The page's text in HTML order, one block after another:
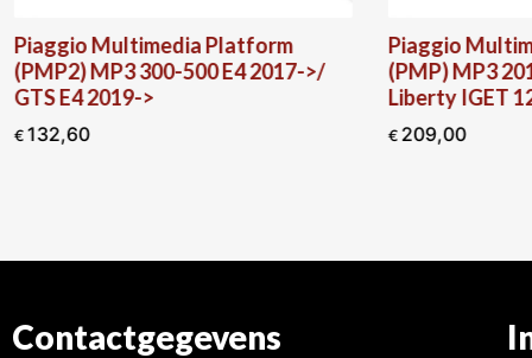
Piaggio Multimedia Platform
(PMP2) MP3 300-500 E4 2017->/
GTS E4 2019->
€ 132,60
Piaggio
(PMP) MP3
Liberty IGET
€ 209,00
Contactgegevens